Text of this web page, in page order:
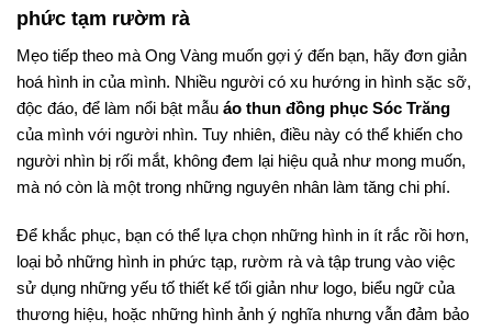
phức tạm rườm rà
Mẹo tiếp theo mà Ong Vàng muốn gợi ý đến bạn, hãy đơn giản
hoá hình in của mình. Nhiều người có xu hướng in hình sặc sỡ,
độc đáo, để làm nổi bật mẫu áo thun đồng phục Sóc Trăng
của mình với người nhìn. Tuy nhiên, điều này có thể khiến cho
người nhìn bị rối mắt, không đem lại hiệu quả như mong muốn,
mà nó còn là một trong những nguyên nhân làm tăng chi phí.
Để khắc phục, bạn có thể lựa chọn những hình in ít rắc rồi hơn,
loại bỏ những hình in phức tạp, rườm rà và tập trung vào việc
sử dụng những yếu tố thiết kế tối giản như logo, biểu ngữ của
thương hiệu, hoặc những hình ảnh ý nghĩa nhưng vẫn đảm bảo